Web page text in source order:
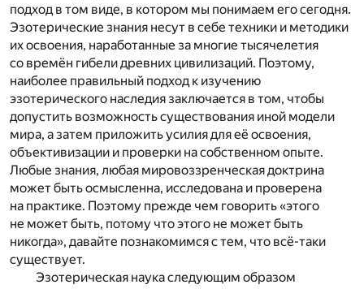
подход в том виде, в котором мы понимаем его сегодня.
Эзотерические знания несут в себе техники и методики
их освоения, наработанные за многие тысячелетия
со времён гибели древних цивилизаций. Поэтому,
наиболее правильный подход к изучению
эзотерического наследия заключается в том, чтобы
допустить возможность существования иной модели
мира, а затем приложить усилия для её освоения,
объективизации и проверки на собственном опыте.
Любые знания, любая мировоззренческая доктрина
может быть осмысленна, исследована и проверена
на практике. Поэтому прежде чем говорить «этого
не может быть, потому что этого не может быть
никогда», давайте познакомимся с тем, что всё-таки
существует.
Эзотерическая наука следующим образом